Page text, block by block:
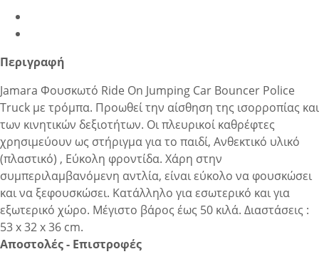
Περιγραφή
Jamara Φουσκωτό Ride On Jumping Car Bouncer Police
Truck με τρόμπα. Προωθεί την αίσθηση της ισορροπίας και
των κινητικών δεξιοτήτων. Οι πλευρικοί καθρέφτες
χρησιμεύουν ως στήριγμα για το παιδί, Ανθεκτικό υλικό
(πλαστικό) , Εύκολη φροντίδα. Χάρη στην
συμπεριλαμβανόμενη αντλία, είναι εύκολο να φουσκώσει
και να ξεφουσκώσει. Κατάλληλο για εσωτερικό και για
εξωτερικό χώρο. Mέγιστο βάρος έως 50 κιλά. Διαστάσεις :
53 x 32 x 36 cm.
Αποστολές - Επιστροφές